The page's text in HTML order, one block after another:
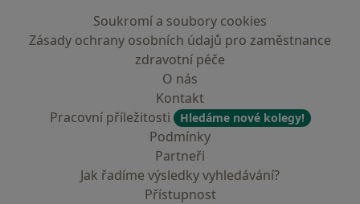
Soukromí a soubory cookies
Zásady ochrany osobních údajů pro zaměstnance
zdravotní péče
O nás
Kontakt
Pracovní příležitosti
Hledáme nové kolegy!
Podmínky
Partneři
Jak řadíme výsledky vyhledávání?
Přístupnost